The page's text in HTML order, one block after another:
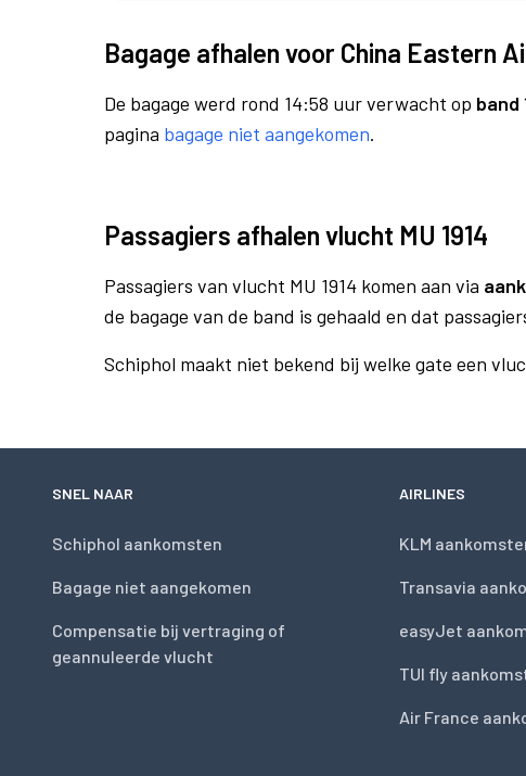
Bagage afhalen voor China Eastern
De bagage werd rond 14:58 uur verwacht op band
pagina bagage niet aangekomen.
Passagiers afhalen vlucht MU 1914
Passagiers van vlucht MU 1914 komen aan via
de bagage van de band is gehaald en dat
Schiphol maakt niet bekend bij welke gate een
SNEL NAAR
Schiphol aankomsten
Bagage niet aangekomen
Compensatie bij vertraging of
geannuleerde vlucht
AIRLINES
KLM
Transavia
easyJet
TUI fly
Air France